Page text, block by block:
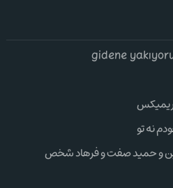
ریمیکس
نه تو
و حمید صفت و فرهاد شخص